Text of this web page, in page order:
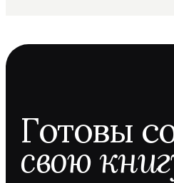
Готовы
свою